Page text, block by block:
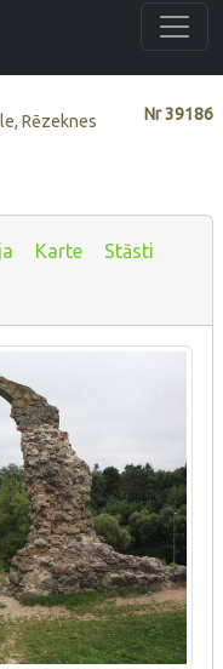
Nr39186
Rēzeknes
Karte Stāsti